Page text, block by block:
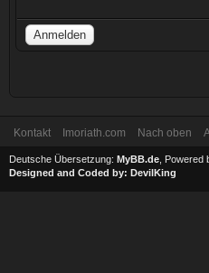
Kontakt Imoriath.com Nach oben
Deutsche Übersetzung: MyBB.de , Powered
Designed and Coded by: DevilKing